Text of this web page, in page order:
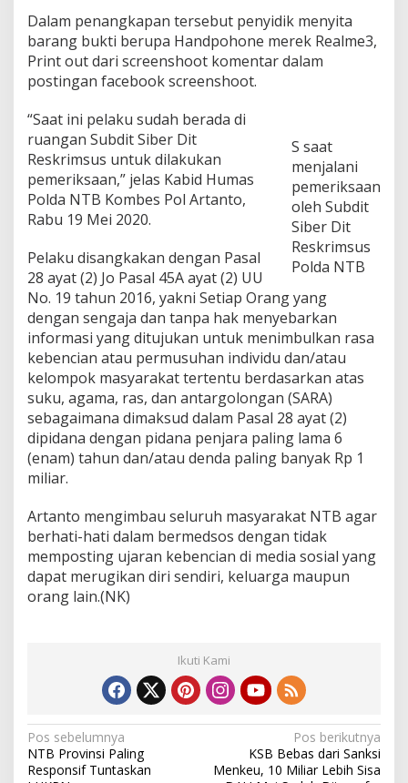
d
e
n
a
S
e
b
u
t
a
D
a
j
a
l
'
D
t
a
n
g
a
Dalam penangkapan tersebut penyidik menyita
barang bukti berupa Handpohone merek Realme3,
Print out dari screenshoot komentar dalam
postingan facebook screenshoot.
S saat
menjalani
pemeriksaan
oleh Subdit
Siber Dit
Reskrimsus
Polda NTB
“Saat ini pelaku sudah berada di
ruangan Subdit Siber Dit
Reskrimsus untuk dilakukan
pemeriksaan,” jelas Kabid Humas
Polda NTB Kombes Pol Artanto,
Rabu 19 Mei 2020.
Pelaku disangkakan dengan Pasal
28 ayat (2) Jo Pasal 45A ayat (2) UU
No. 19 tahun 2016, yakni Setiap Orang yang
dengan sengaja dan tanpa hak menyebarkan
informasi yang ditujukan untuk menimbulkan rasa
kebencian atau permusuhan individu dan/atau
kelompok masyarakat tertentu berdasarkan atas
suku, agama, ras, dan antargolongan (SARA)
sebagaimana dimaksud dalam Pasal 28 ayat (2)
dipidana dengan pidana penjara paling lama 6
(enam) tahun dan/atau denda paling banyak Rp 1
miliar.
Artanto mengimbau seluruh masyarakat NTB agar
berhati-hati dalam bermedsos dengan tidak
memposting ujaran kebencian di media sosial yang
dapat merugikan diri sendiri, keluarga maupun
orang lain.(NK)
Ikuti Kami
N
a
Pos sebelumnya
NTB Provinsi Paling
Responsif Tuntaskan
Pos berikutnya
KSB Bebas dari Sanksi
Menkeu, 10 Miliar Lebih Sisa